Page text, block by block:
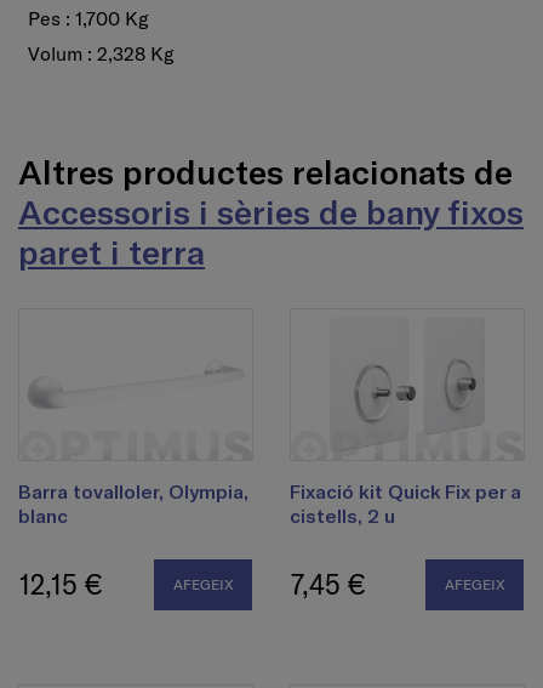
Pes : 1,700 Kg
Volum : 2,328 Kg
Altres productes relacionats de
Accessoris i sèries de bany fixos
paret i terra
Barra tovalloler, Olympia,
blanc
12,15 € AFEGEIX
Fixació kit Quick Fix per a
cistells, 2 u
7,45 € AFEGEIX